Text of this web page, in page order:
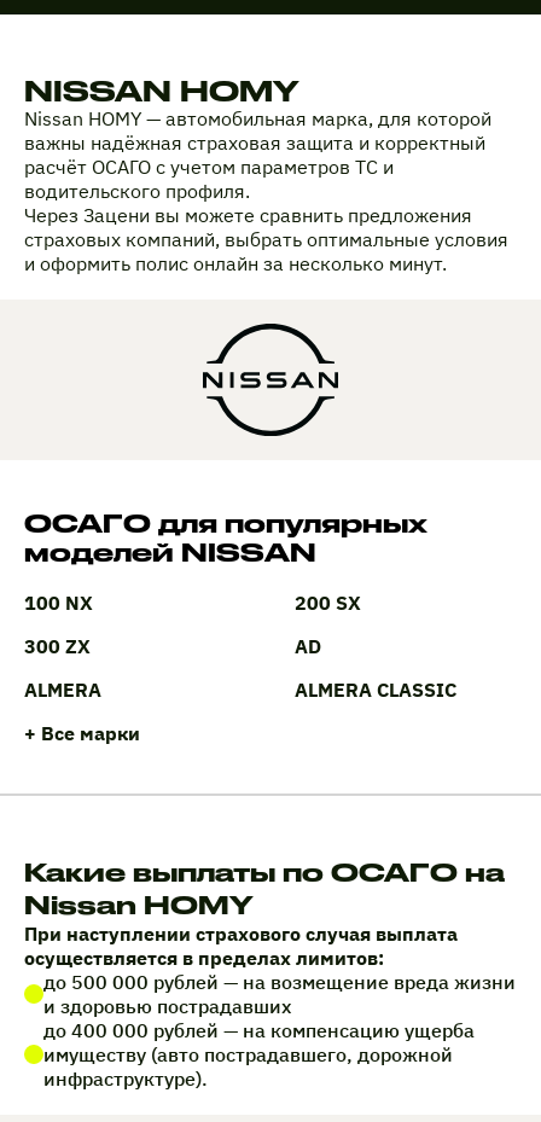
NISSAN HOMY
Nissan HOMY — автомобильная марка, для которой
важны надёжная страховая защита и корректный
расчёт ОСАГО с учетом параметров ТС и
водительского профиля.
Через Зацени вы можете сравнить предложения
страховых компаний, выбрать оптимальные условия
и оформить полис онлайн за несколько минут.
ОСАГО для популярных
моделей NISSAN
100 NX
200 SX
300 ZX
AD
ALMERA
ALMERA CLASSIC
+ Все марки
Какие выплаты по ОСАГО на
Nissan HOMY
При наступлении страхового случая выплата
осуществляется в пределах лимитов:
до 500 000 рублей — на возмещение вреда жизни
и здоровью пострадавших
до 400 000 рублей — на компенсацию ущерба
имуществу (авто пострадавшего, дорожной
инфраструктуре).